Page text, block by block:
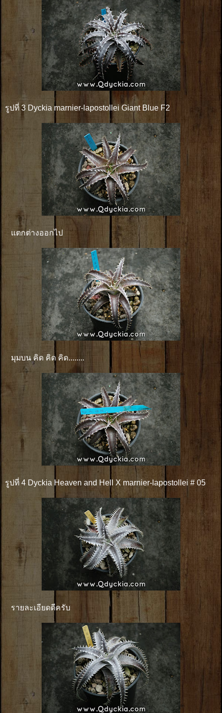
รูปที่ 3 Dyckia marnier-lapostollei Giant Blue F2
แตกต่างออกไป
มุมบน คิด คิด คิด........
รูปที่ 4 Dyckia Heaven and Hell X marnier-lapostollei # 05
รายละเอียดดีครับ